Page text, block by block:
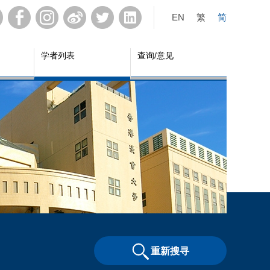
EN 繁 简
学者列表 查询/意见
重新搜寻